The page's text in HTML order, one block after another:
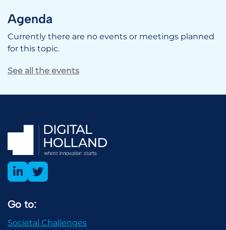
Agenda
Currently there are no events or meetings planned
for this topic.
See all the events
Go to:
Societal Challenges